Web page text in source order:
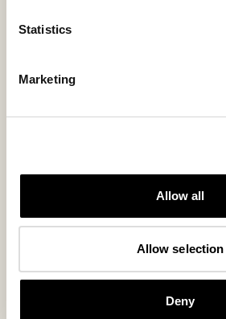
Statistics
Marketing
Allow all
Allow selection
Deny
Rund polstret stolpute i saueskinn ø36 cm